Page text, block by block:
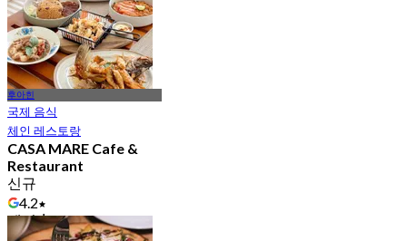
후아힌
국제 음식
체인 레스토랑
CASA MARE Cafe &
Restaurant
신규
4.2
에서฿ 622